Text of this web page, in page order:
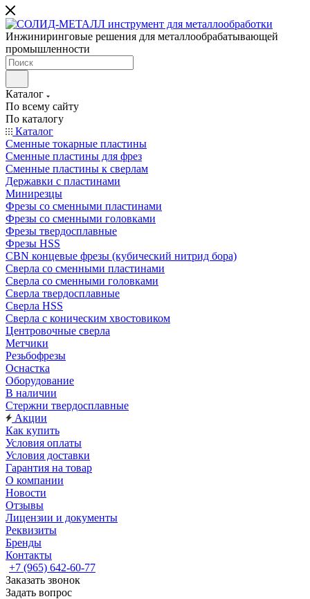
Инжиниринговые решения для металлообрабатывающей
промышленности
Каталог
По всему сайту
По каталогу
Каталог
Сменные токарные пластины
Сменные пластины для фрез
Сменные пластины к сверлам
Державки с пластинами
Минирезцы
Фрезы со сменными пластинами
Фрезы со сменными головками
Фрезы твердосплавные
Фрезы HSS
CBN концевые фрезы (кубический нитрид бора)
Сверла со сменными пластинами
Сверла со сменными головками
Сверла твердосплавные
Сверла HSS
Сверла с коническим хвостовиком
Центровочные сверла
Метчики
Резьбофрезы
Оснастка
Оборудование
В наличии
Стержни твердосплавные
Акции
Как купить
Условия оплаты
Условия доставки
Гарантия на товар
О компании
Новости
Отзывы
Лицензии и документы
Реквизиты
Бренды
Контакты
+7 (965) 642-60-77
Заказать звонок
Задать вопрос